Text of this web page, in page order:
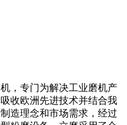
，专门为解决工业磨机产
收欧洲先进技术并结合我
造理念和市场需求，经过